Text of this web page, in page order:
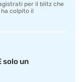
per il blitz che
ha colpito il
solo un